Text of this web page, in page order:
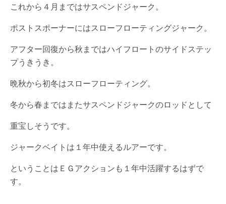
これから４月まではサスペンドジャーク。
ポストスポーナーにはスローフローティングジャーク。
アフター回復から秋まではハイフロートのサイドステッ
プうきうき。
晩秋から初冬はスローフローティング。
冬から春まではまたサスペンドジャークのロッドとして
重宝しそうです。
ジャークベイトは１年中使えるルアーです。
ということはＥＧアクションも１年中活躍するはずで
す。